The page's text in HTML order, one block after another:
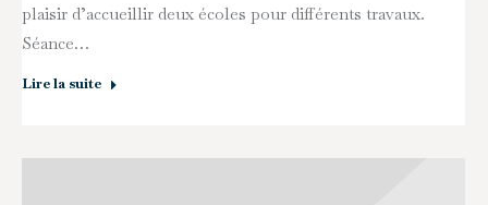
plaisir d’accueillir deux écoles pour différents travaux.
Séance…
Lire la suite